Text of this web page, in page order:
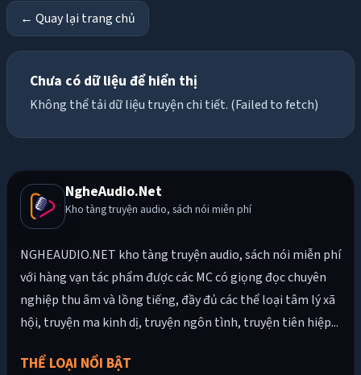
← Quay lại trang chủ
Chưa có dữ liệu để hiển thị
Không thể tải dữ liệu truyện chi tiết. (Failed to fetch)
NgheAudio.Net
Kho tàng truyện audio, sách nói miễn phí
NGHEAUDIO.NET kho tàng truyện audio, sách nói miễn phí
với hàng vạn tác phẩm được các MC có giọng đọc chuyên
nghiệp thu âm và lồng tiếng, đầy đủ các thể loại tâm lý xã
hội, truyện ma kinh dị, truyện ngôn tình, truyện tiên hiệp...
THỂ LOẠI NỔI BẬT